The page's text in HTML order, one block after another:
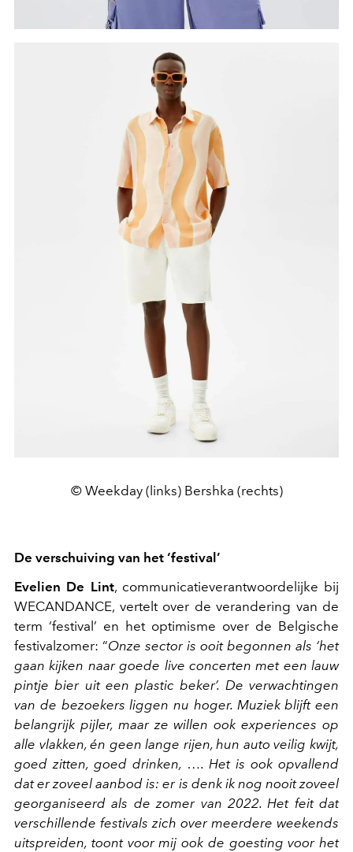
© Weekday (links) Bershka (rechts)
De verschuiving van het ‘festival’
Evelien De Lint, communicatieverantwoordelijke bij
WECANDANCE, vertelt over de verandering van de
term ‘festival’ en het optimisme over de Belgische
festivalzomer: “Onze sector is ooit begonnen als ‘het
gaan kijken naar goede live concerten met een lauw
pintje bier uit een plastic beker’. De verwachtingen
van de bezoekers liggen nu hoger. Muziek blijft een
belangrijk pijler, maar ze willen ook experiences op
alle vlakken, én geen lange rijen, hun auto veilig kwijt,
goed zitten, goed drinken, …. Het is ook opvallend
dat er zoveel aanbod is: er is denk ik nog nooit zoveel
georganiseerd als de zomer van 2022. Het feit dat
verschillende festivals zich over meerdere weekends
uitspreiden, toont voor mij ook de goesting voor het